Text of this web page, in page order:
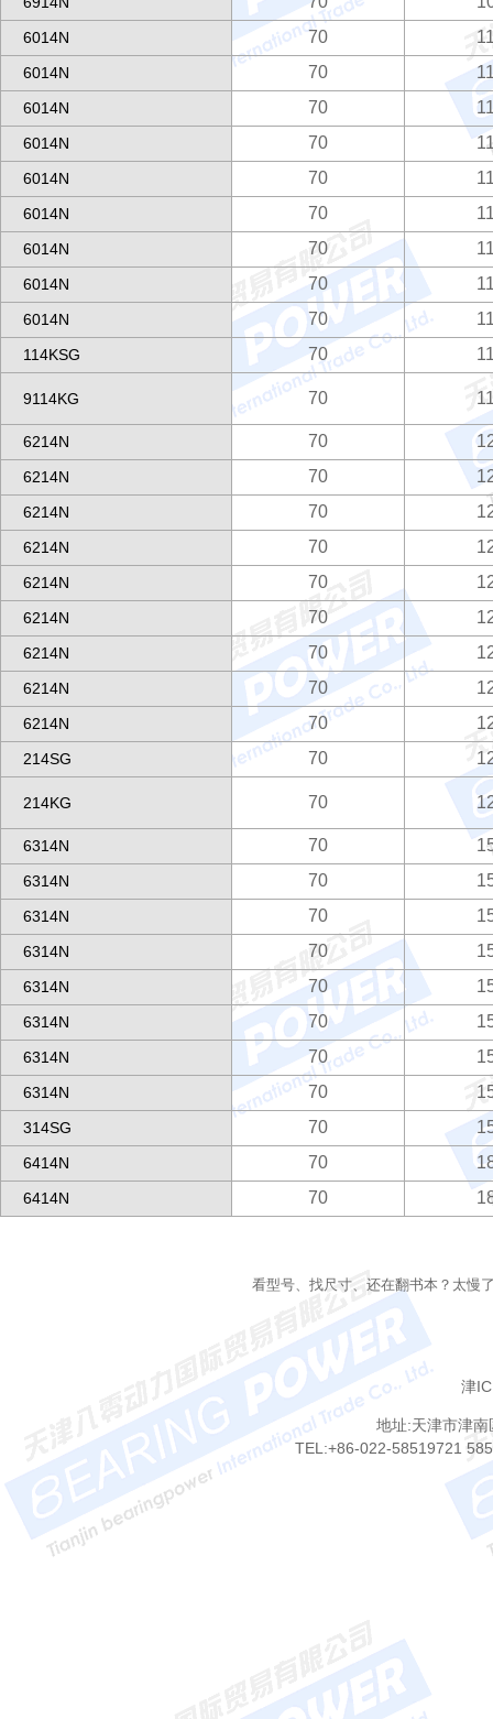
6014N 70
6014N 70
6014N 70
6014N 70
6014N 70
6014N 70
6014N 70
6014N 70
6014N 70
114KSG 70
9114KG 70
6214N 70
6214N 70
6214N 70
6214N 70
6214N 70
6214N 70
6214N 70
6214N 70
6214N 70
214SG 70
214KG 70
6314N 70
6314N 70
6314N 70
6314N 70
6314N 70
6314N 70
6314N 70
6314N 70
314SG 70
6414N 70
6414N 70
看型号、找尺寸、还在翻书本？太慢
津
地址:天津市津
TEL:+86-022-58519721